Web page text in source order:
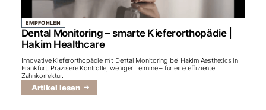
EMPFOHLEN
Dental Monitoring – smarte Kieferorthopädie |
Hakim Healthcare
Innovative Kieferorthopädie mit Dental Monitoring bei Hakim Aesthetics in
Frankfurt. Präzisere Kontrolle, weniger Termine – für eine effiziente
Zahnkorrektur.
Artikel lesen